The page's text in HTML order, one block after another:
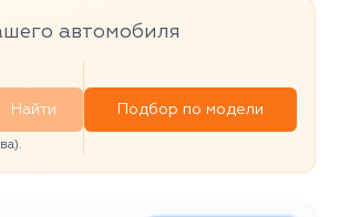
автомобиля
Найти Подбор по модели